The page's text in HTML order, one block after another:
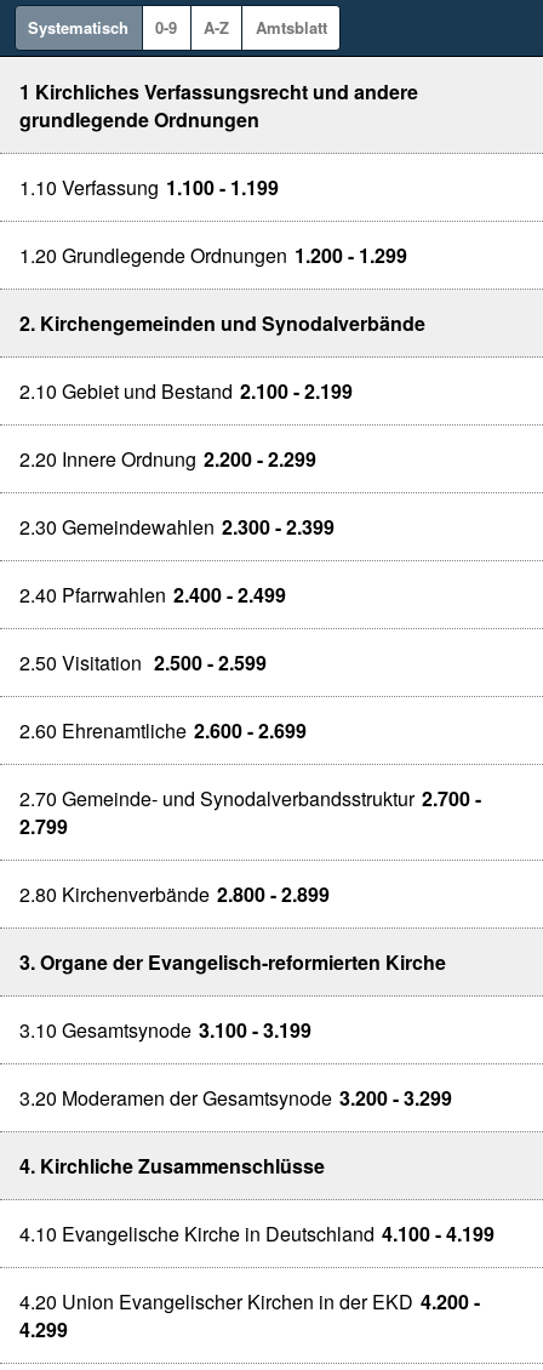
Systematisch 0-9 A-Z Amtsblatt
1 Kirchliches Verfassungsrecht und andere
grundlegende Ordnungen
1.10 Verfassung 1.100 - 1.199
1.20 Grundlegende Ordnungen 1.200 - 1.299
2. Kirchengemeinden und Synodalverbände
2.10 Gebiet und Bestand 2.100 - 2.199
2.20 Innere Ordnung 2.200 - 2.299
2.30 Gemeindewahlen 2.300 - 2.399
2.40 Pfarrwahlen 2.400 - 2.499
2.50 Visitation 2.500 - 2.599
2.60 Ehrenamtliche 2.600 - 2.699
2.70 Gemeinde- und Synodalverbandsstruktur 2.700 -
2.799
2.80 Kirchenverbände 2.800 - 2.899
3. Organe der Evangelisch-reformierten Kirche
3.10 Gesamtsynode 3.100 - 3.199
3.20 Moderamen der Gesamtsynode 3.200 - 3.299
4. Kirchliche Zusammenschlüsse
4.10 Evangelische Kirche in Deutschland 4.100 - 4.199
4.20 Union Evangelischer Kirchen in der EKD 4.200 -
4.299